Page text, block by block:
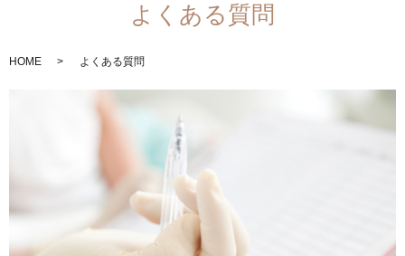
よくある質問
HOME よくある質問